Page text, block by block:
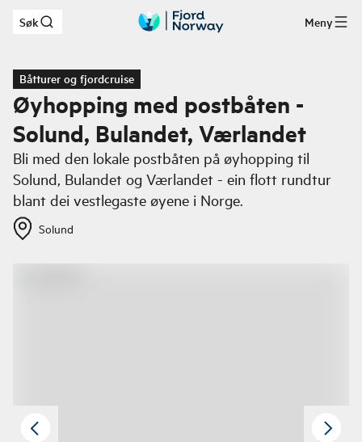
Hopp til hovedinnhold
Søk Meny
Båtturer og fjordcruise
Øyhopping med postbåten -
Solund, Bulandet, Værlandet
Bli med den lokale postbåten på øyhopping til
Solund, Bulandet og Værlandet - ein flott rundtur
blant dei vestlegaste øyene i Norge.
Solund